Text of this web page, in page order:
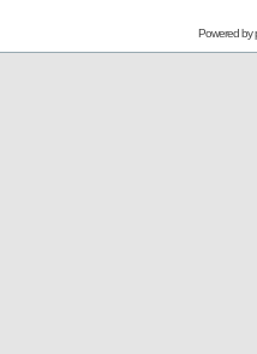
Powered by